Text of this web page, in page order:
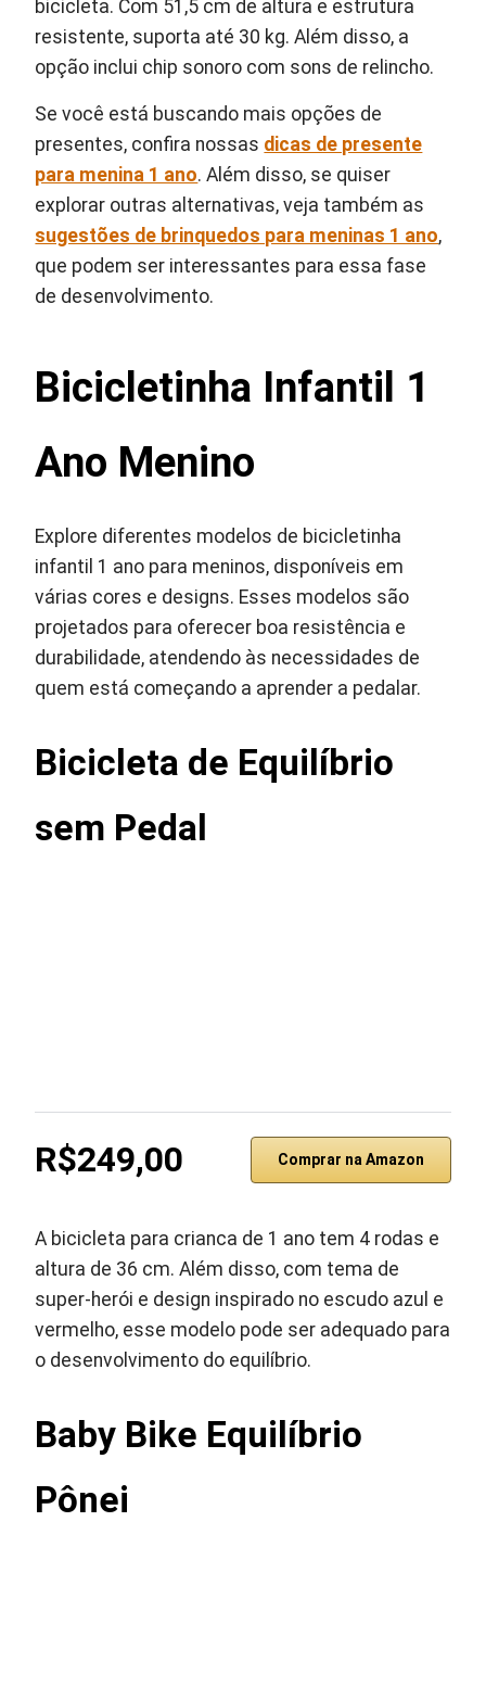
bicicleta. Com 51,5 cm de altura e estrutura
resistente, suporta até 30 kg. Além disso, a
opção inclui chip sonoro com sons de relincho.
Se você está buscando mais opções de
presentes, confira nossas dicas de presente
para menina 1 ano. Além disso, se quiser
explorar outras alternativas, veja também as
sugestões de brinquedos para meninas 1 ano,
que podem ser interessantes para essa fase
de desenvolvimento.
Bicicletinha Infantil 1
Ano Menino
Explore diferentes modelos de bicicletinha
infantil 1 ano para meninos, disponíveis em
várias cores e designs. Esses modelos são
projetados para oferecer boa resistência e
durabilidade, atendendo às necessidades de
quem está começando a aprender a pedalar.
Bicicleta de Equilíbrio
sem Pedal
R$249,00 Comprar na Amazon
A bicicleta para crianca de 1 ano tem 4 rodas e
altura de 36 cm. Além disso, com tema de
super-herói e design inspirado no escudo azul e
vermelho, esse modelo pode ser adequado para
o desenvolvimento do equilíbrio.
Baby Bike Equilíbrio
Pônei